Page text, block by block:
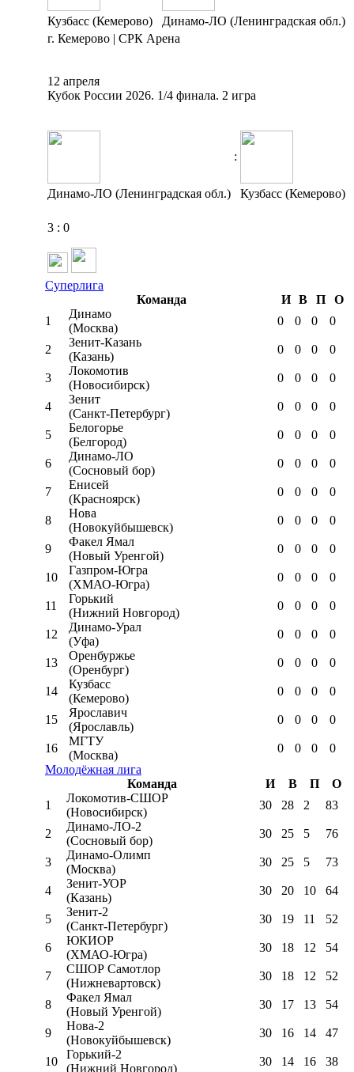
Кузбасс (Кемерово)
Динамо-ЛО (Ленинградская обл.)
г. Кемерово | СРК Арена
12 апреля
Кубок России 2026. 1/4 финала. 2 игра
:
Динамо-ЛО (Ленинградская обл.) Кузбасс (Кемерово)
3 : 0
Суперлига
Команда
И В П
О
1
Динамо
(Москва)
0 0 0 0
2
Зенит-Казань
(Казань)
0 0 0 0
3
Локомотив
(Новосибирск)
0 0 0 0
4
Зенит
(Санкт-Петербург)
0 0 0 0
5
Белогорье
(Белгород)
0 0 0 0
6
Динамо-ЛО
(Сосновый бор)
0 0 0 0
7
Енисей
(Красноярск)
0 0 0 0
8
Нова
(Новокуйбышевск)
0 0 0 0
9
Факел Ямал
(Новый Уренгой)
0 0 0 0
10
Газпром-Югра
(ХМАО-Югра)
0 0 0 0
11
Горький
(Нижний Новгород)
0 0 0 0
12
Динамо-Урал
(Уфа)
0 0 0 0
13
Оренбуржье
(Оренбург)
0 0 0 0
14
Кузбасс
(Кемерово)
0 0 0 0
15
Ярославич
(Ярославль)
0 0 0 0
16
МГТУ
(Москва)
0 0 0
0
Молодёжная лига
Команда
И В П
О
1
Локомотив-CШОР
(Новосибирск)
30 28 2 83
2
Динамо-ЛО-2
(Сосновый бор)
30 25 5 76
3
Динамо-Олимп
(Москва)
30 25 5 73
4
Зенит-УОР
(Казань)
30 20 10 64
5
Зенит-2
(Санкт-Петербург)
30 19 11 52
6
ЮКИОР
(ХМАО-Югра)
30 18 12 54
7
СШОР Самотлор
(Нижневартовск)
30 18 12 52
8
Факел Ямал
(Новый Уренгой)
30 17 13 54
9
Нова-2
(Новокуйбышевск)
30 16 14 47
10
Горький-2
(Нижний Новгород)
30 14 16 38